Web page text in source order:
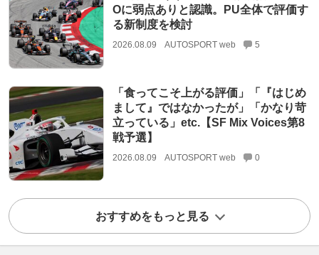
Oに弱点ありと認識。PU全体で評価す
る新制度を検討
2026.08.09 AUTOSPORT web 5
「食ってこそ上がる評価」「『はじめ
まして』ではなかったが」「かなり苛
立っている」etc.【SF Mix Voices第8
戦予選】
2026.08.09 AUTOSPORT web 0
おすすめをもっと見る